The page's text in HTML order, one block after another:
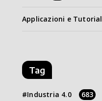
Applicazioni e Tutorial
Tag
Industria 4.0 683